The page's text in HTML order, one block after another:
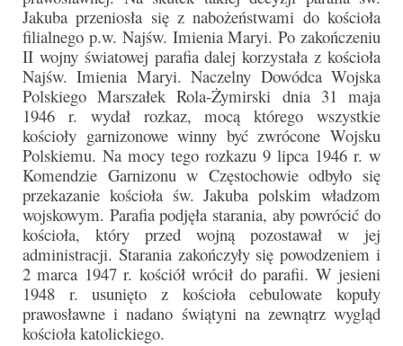
Jakuba przeniosła się z nabożeństwami do kościoła
filialnego p.w. Najśw. Imienia Maryi. Po zakończeniu
II wojny światowej parafia dalej korzystała z kościoła
Najśw. Imienia Maryi. Naczelny Dowódca Wojska
Polskiego Marszałek Rola-Żymirski dnia 31 maja
1946 r. wydał rozkaz, mocą którego wszystkie
kościoły garnizonowe winny być zwrócone Wojsku
Polskiemu. Na mocy tego rozkazu 9 lipca 1946 r. w
Komendzie Garnizonu w Częstochowie odbyło się
przekazanie kościoła św. Jakuba polskim władzom
wojskowym. Parafia podjęła starania, aby powrócić do
kościoła, który przed wojną pozostawał w jej
administracji. Starania zakończyły się powodzeniem i
2 marca 1947 r. kościół wrócił do parafii. W jesieni
1948 r. usunięto z kościoła cebulowate kopuły
prawosławne i nadano świątyni na zewnątrz wygląd
kościoła katolickiego.